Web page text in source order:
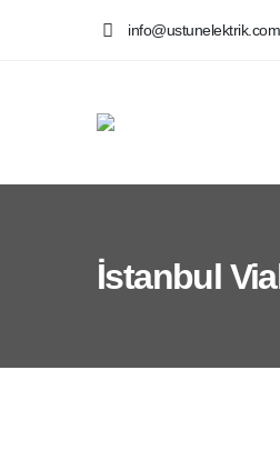
İstanbul